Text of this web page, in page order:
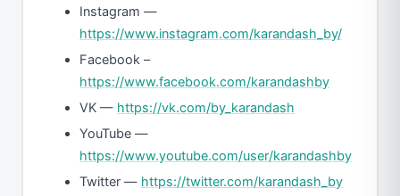
Instagram —
https://www.instagram.com/karandash_by/
Facebook –
https://www.facebook.com/karandashby
VK — https://vk.com/by_karandash
YouTube —
https://www.youtube.com/user/karandashby
Twitter — https://twitter.com/karandash_by